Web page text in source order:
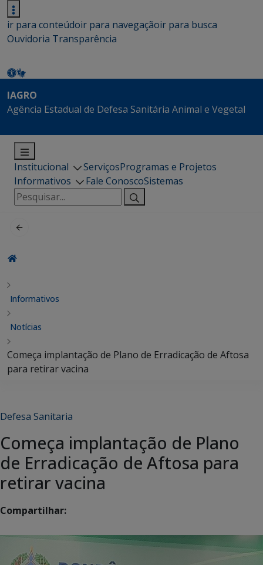
ir para conteúdoir para navegaçãoir para busca
Ouvidoria Transparência
IAGRO
Agência Estadual de Defesa Sanitária Animal e Vegetal
Institucional ServiçosProgramas e Projetos
Informativos
Fale ConoscoSistemas
Pesquisar
por:
Informativos
Notícias
Começa implantação de Plano de Erradicação de Aftosa
para retirar vacina
Defesa Sanitaria
Começa implantação de Plano
de Erradicação de Aftosa para
retirar vacina
Compartilhar: